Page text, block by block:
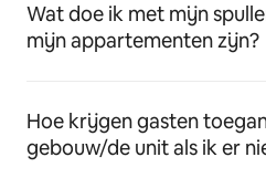
Wat doe ik met mijn
mijn appartementen zijn?
Hoe krijgen gasten
gebouw/de unit als ik er